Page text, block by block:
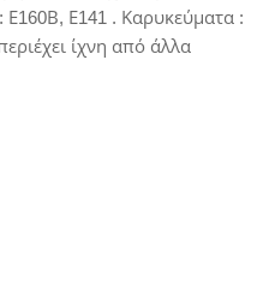
Ε160Β, Ε141 . Καρυκεύματα :
ίχνη από άλλα